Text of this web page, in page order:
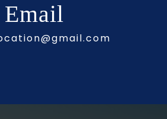
Email